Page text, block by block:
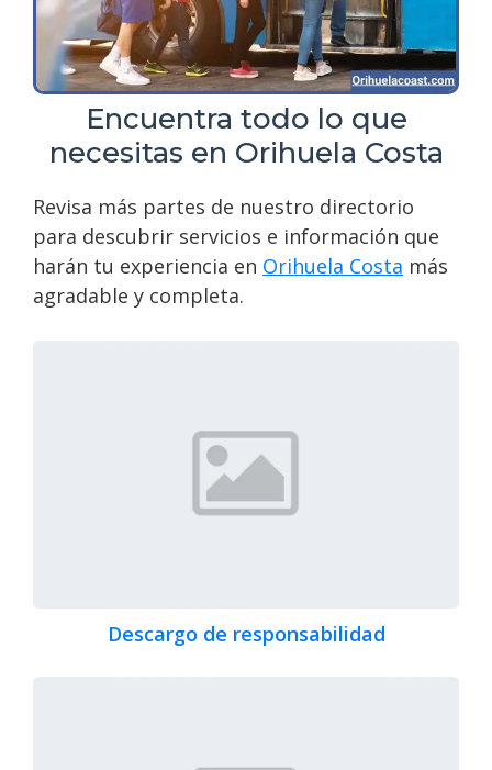
Encuentra todo lo que
necesitas en Orihuela Costa
Revisa más partes de nuestro directorio
para descubrir servicios e información que
harán tu experiencia en Orihuela Costa más
agradable y completa.
Descargo de responsabilidad